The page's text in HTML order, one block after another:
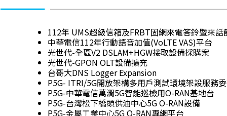
112年 UMS超級信箱及FRBT固網來電答鈴暨來
中華電信112年行動語音加值(VoLTE VAS)平台
光世代-全區V2 DSLAM+HGW接取設備採購案
光世代-GPON OLT設備擴充
台哥大DNS Logger Expansion
P5G- ITRI/5G開放架構多用戶測試環境架設服務
P5G-中華電信萬潤5G智能巡檢用O-RAN基地台
P5G-台灣松下橋頭供油中心5G O-RAN設備
P5G-金屬工業中心5G O-RAN專網平台